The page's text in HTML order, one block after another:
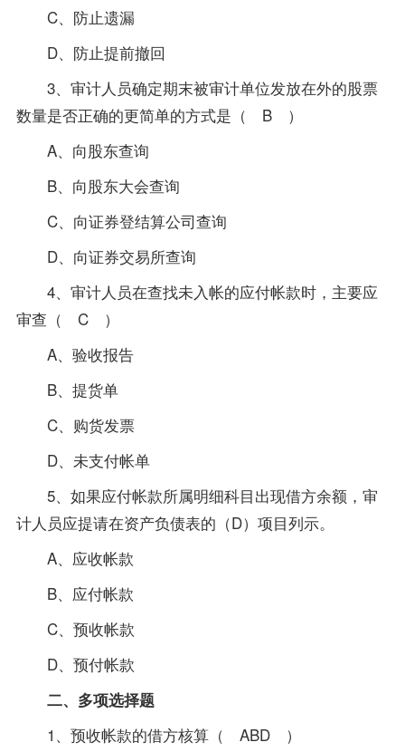
C、防止遗漏
D、防止提前撤回
3、审计人员确定期末被审计单位发放在外的股票
数量是否正确的更简单的方式是（ B ）
A、向股东查询
B、向股东大会查询
C、向证券登结算公司查询
D、向证券交易所查询
4、审计人员在查找未入帐的应付帐款时，主要应
审查（ C ）
A、验收报告
B、提货单
C、购货发票
D、未支付帐单
5、如果应付帐款所属明细科目出现借方余额，审
计人员应提请在资产负债表的（D）项目列示。
A、应收帐款
B、应付帐款
C、预收帐款
D、预付帐款
二、多项选择题
1、预收帐款的借方核算（ ABD ）